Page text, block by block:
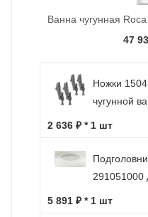
Ванна чугунная
47
Ножки
чугунной
2 636 ₽ * 1 шт
291051000
5 891 ₽ * 1 шт